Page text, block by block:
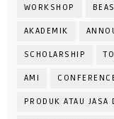
WORKSHOP
AKADEMIK
SCHOLARSHIP
AMI
PRODUK ATAU